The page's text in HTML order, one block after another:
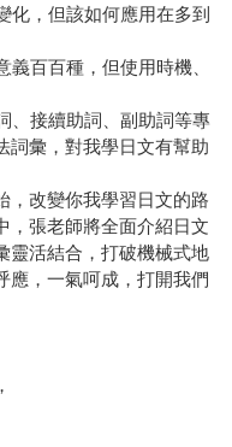
，但該如何應用在多到
百百種，但使用時機、
接續助詞、副助詞等專
詞彙，對我學日文有幫助
，改變你我學習日文的路
，張老師將全面介紹日文
靈活結合，打破機械式地
應，一氣呵成，打開我們